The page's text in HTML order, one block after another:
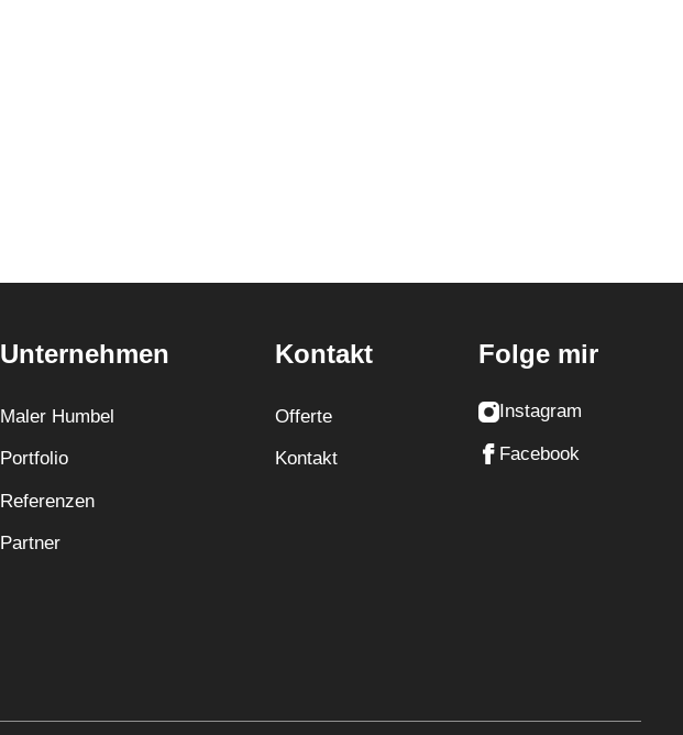
Unternehmen
Maler Humbel
Portfolio
Referenzen
Partner
Kontakt
Offerte
Kontakt
Folge mir
Instagram
Facebook